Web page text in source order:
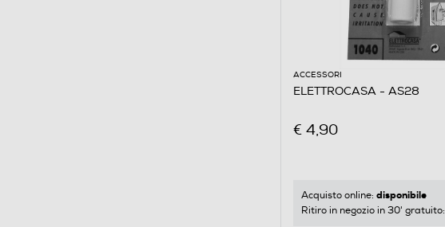
ACCESSORI
ELETTROCASA - AS28
€ 4,90
Acquisto online: disponibile
Ritiro in negozio in 30' gratuito: